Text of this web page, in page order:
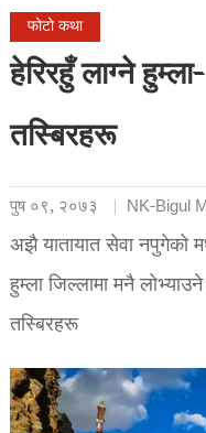
फोटो कथा
हेरिरहुँ लाग्ने
तस्बिरहरू
पुष ०९, २०७३ NK-Bigul
अझै यातायात सेवा नपुगेको
हुम्ला जिल्लामा मनै
तस्बिरहरू